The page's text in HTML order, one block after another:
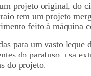
projeto original, do
tem um projeto
feito à máquina
para um vasto
do parafuso. usa
do projeto.